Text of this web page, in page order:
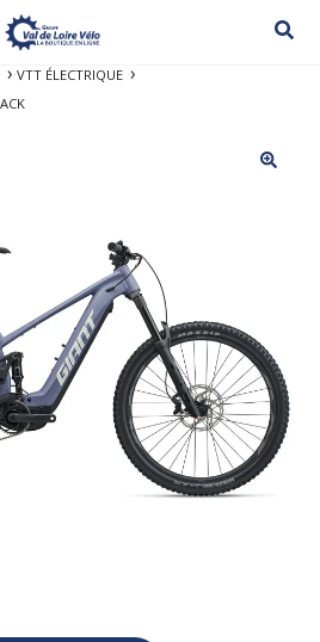
VTT ÉLECTRIQUE